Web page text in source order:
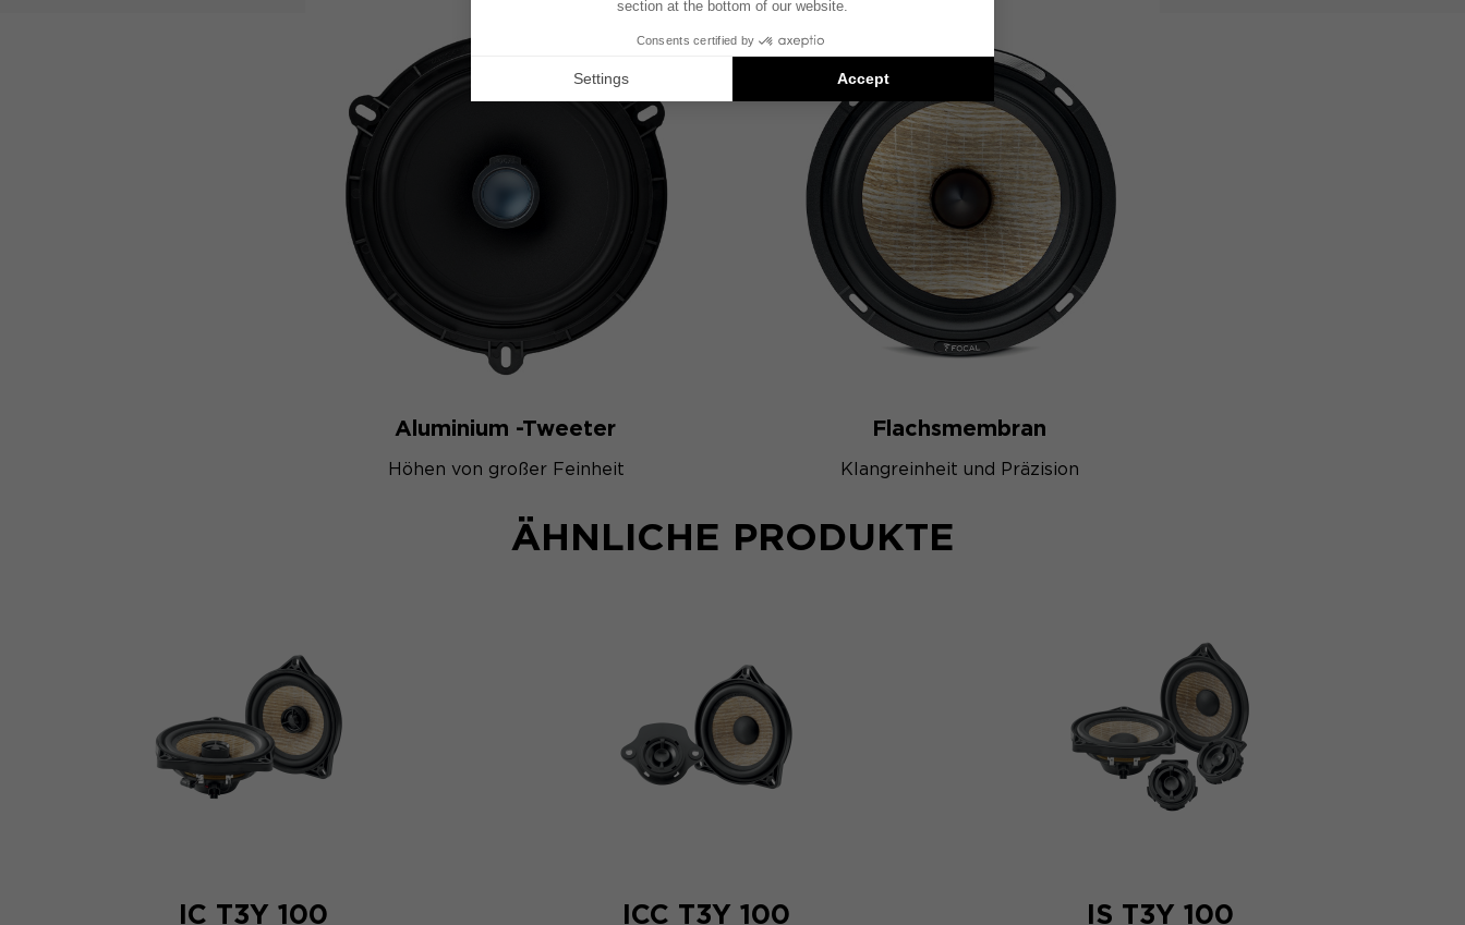
Aluminium -Tweeter
Höhen von großer Feinheit
Flachsmembran
Klangreinheit und Präzision
ÄHNLICHE PRODUKTE
IC T3Y 100 ICC T3Y 100 IS T3Y 100